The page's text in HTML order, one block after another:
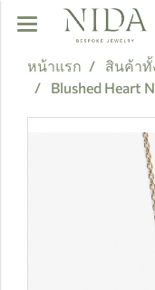
หน้าแรก สินค้าทั้
Blushed Heart